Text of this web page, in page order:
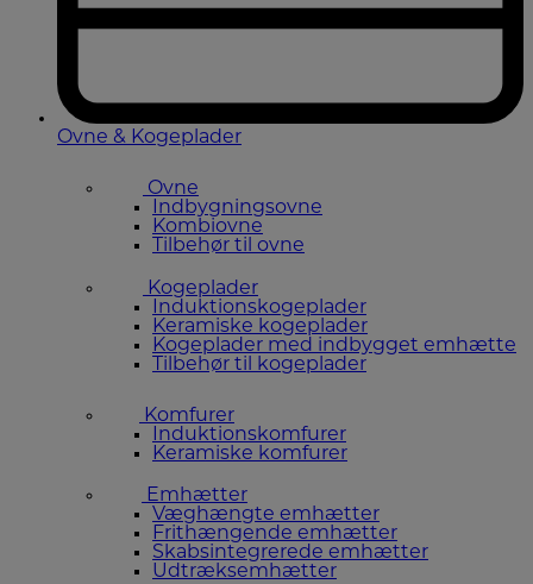
Ovne & Kogeplader
Ovne
Indbygningsovne
Kombiovne
Tilbehør til ovne
Kogeplader
Induktionskogeplader
Keramiske kogeplader
Kogeplader med indbygget emhætte
Tilbehør til kogeplader
Komfurer
Induktionskomfurer
Keramiske komfurer
Emhætter
Væghængte emhætter
Frithængende emhætter
Skabsintegrerede emhætter
Udtræksemhætter